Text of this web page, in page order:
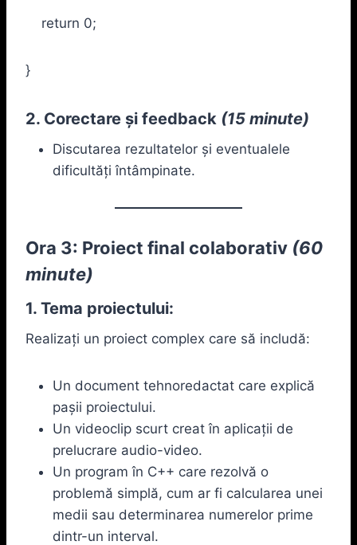
return 0;
}
2. Corectare și feedback (15 minute)
Discutarea rezultatelor și eventualele
dificultăți întâmpinate.
Ora 3: Proiect final colaborativ (60
minute)
1. Tema proiectului:
Realizați un proiect complex care să includă:
Un document tehnoredactat care explică
pașii proiectului.
Un videoclip scurt creat în aplicații de
prelucrare audio-video.
Un program în C++ care rezolvă o
problemă simplă, cum ar fi calcularea unei
medii sau determinarea numerelor prime
dintr-un interval.